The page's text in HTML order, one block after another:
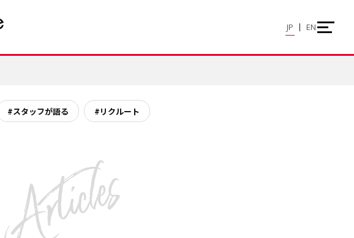
JP EN
#スタッフが語る #リクルート